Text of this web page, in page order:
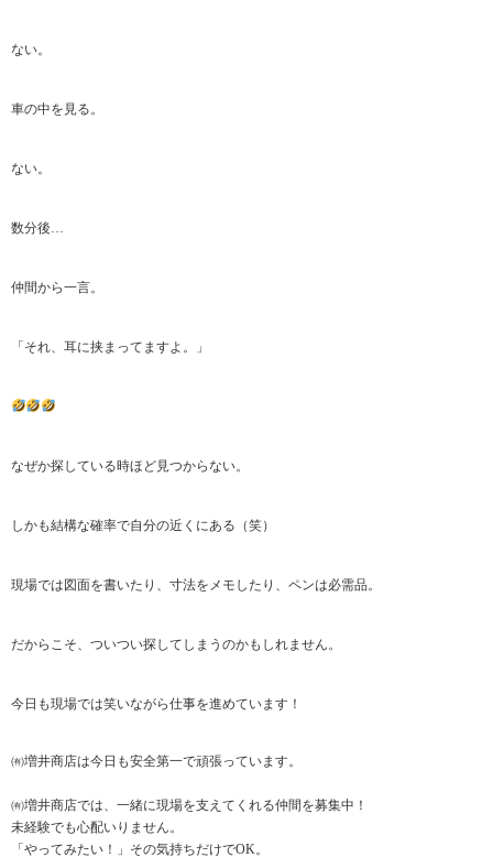
ない。
車の中を見る。
ない。
数分後…
仲間から一言。
「それ、耳に挟まってますよ。」
なぜか探している時ほど見つからない。
しかも結構な確率で自分の近くにある（笑）
現場では図面を書いたり、寸法をメモしたり、ペンは必需品。
だからこそ、ついつい探してしまうのかもしれません。
今日も現場では笑いながら仕事を進めています！
㈲増井商店は今日も安全第一で頑張っています。
㈲増井商店では、一緒に現場を支えてくれる仲間を募集中！
未経験でも心配いりません。
「やってみたい！」その気持ちだけでOK。